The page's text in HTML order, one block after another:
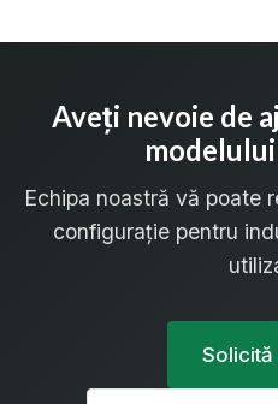
Aveți nevoie de
Echipa noastră vă poate
configurație pentru